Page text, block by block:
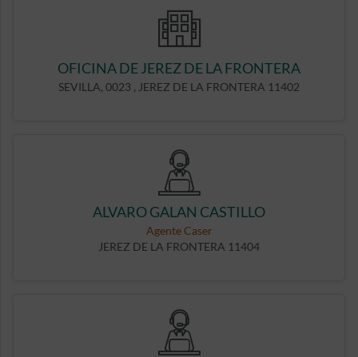
OFICINA DE JEREZ DE LA FRONTERA
SEVILLA, 0023 , JEREZ DE LA FRONTERA 11402
ALVARO GALAN CASTILLO
Agente Caser
JEREZ DE LA FRONTERA 11404